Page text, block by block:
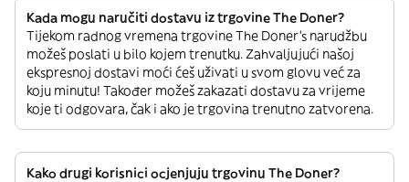
Kada mogu naručiti dostavu iz trgovine The Doner?
Tijekom radnog vremena trgovine The Doner’s narudžbu
možeš poslati u bilo kojem trenutku. Zahvaljujući našoj
ekspresnoj dostavi moći ćeš uživati u svom glovu već za
koju minutu! Također možeš zakazati dostavu za vrijeme
koje ti odgovara, čak i ako je trgovina trenutno zatvorena.
Kako drugi korisnici ocjenjuju trgovinu The Doner?